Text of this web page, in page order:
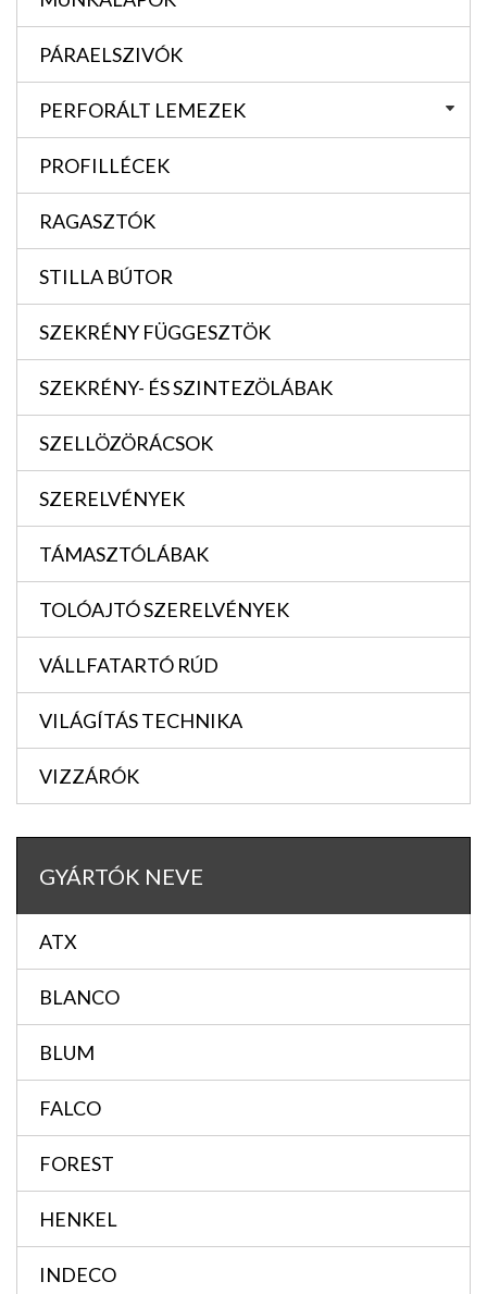
PÁRAELSZIVÓK
PERFORÁLT LEMEZEK
PROFILLÉCEK
RAGASZTÓK
STILLA BÚTOR
SZEKRÉNY FÜGGESZTÖK
SZEKRÉNY- ÉS SZINTEZÖLÁBAK
SZELLÖZÖRÁCSOK
SZERELVÉNYEK
TÁMASZTÓLÁBAK
TOLÓAJTÓ SZERELVÉNYEK
VÁLLFATARTÓ RÚD
VILÁGÍTÁS TECHNIKA
VIZZÁRÓK
GYÁRTÓK NEVE
ATX
BLANCO
BLUM
FALCO
FOREST
HENKEL
INDECO